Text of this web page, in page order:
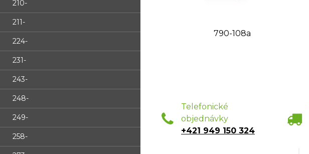
210-
211-
224-
231-
243-
248-
249-
258-
790-108a
Telefonické
objednávky
+421 949 150 324